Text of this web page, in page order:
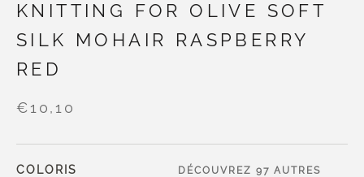
KNITTING FOR OLIVE SOFT
SILK MOHAIR RASPBERRY
RED
€10,10
COLORIS DÉCOUVREZ 97 AUTRES